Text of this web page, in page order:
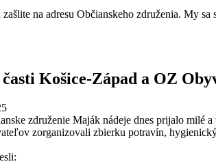
na adresu Občianskeho združenia. My
Košice-Západ a OZ
združenie Maják nádeje dnes prijalo milé
zorganizovali zbierku potravín,